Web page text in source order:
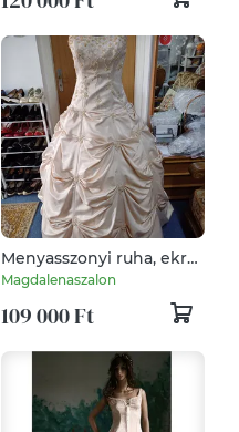
Menyasszonyi ruha, ekrü,
raffolt.
Magdalenaszalon
109 000 Ft